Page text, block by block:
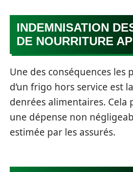
INDEMNISATION
DE NOURRITURE
Une des conséquences les
d’un frigo hors service est
denrées alimentaires. Cela
une dépense non
estimée par les assurés.